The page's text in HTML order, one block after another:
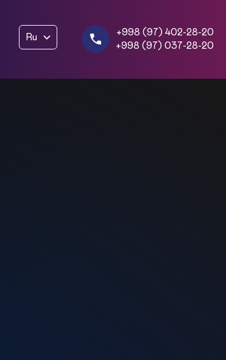
Ru
+998 (97) 402-28-20
+998 (97) 037-28-20